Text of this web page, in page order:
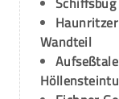
Wandteil